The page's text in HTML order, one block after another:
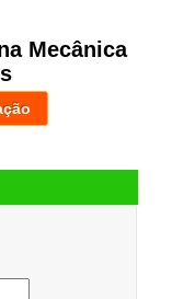
Mecânica